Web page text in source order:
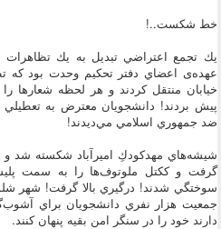
خط شكست..!
يك تجمع اعتراضي تبديل به يك
عهده‌ی اعضاي دفتر تحكيم وحدت بود كه
خيابان منتقل كردند و هر لحظه شعار‌ها
پيش بردند! دانشجويان معترض به
ضد جمهوري اسلامي مي‌ديدند!
شيشه‌هاي مهدكودكِ اميرآباد شكسته شد و
گرفت و ككتل ملوتوف‌ها را به سمت
سوختگي شدند! درگيري بالا گرفت! شهر
جمعيت هزار نفري دانشجويان براي
دارند خود را در سنگر امن بقيه پنهان كنند.